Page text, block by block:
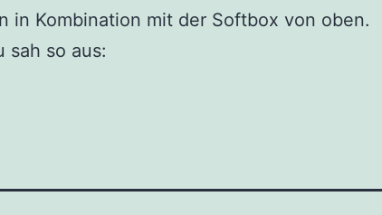
in Kombination mit der Softbox von oben.
sah so aus: